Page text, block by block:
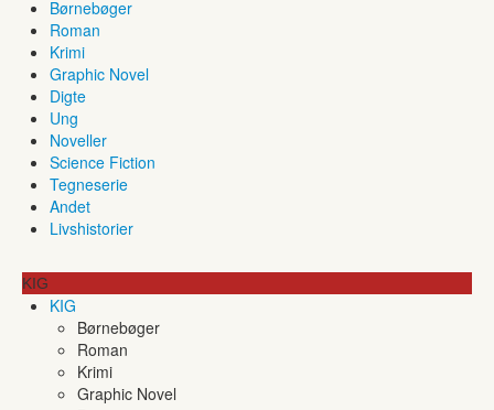
Børnebøger
Roman
Krimi
Graphic Novel
Digte
Ung
Noveller
Science Fiction
Tegneserie
Andet
Livshistorier
KIG
KIG
Børnebøger
Roman
Krimi
Graphic Novel